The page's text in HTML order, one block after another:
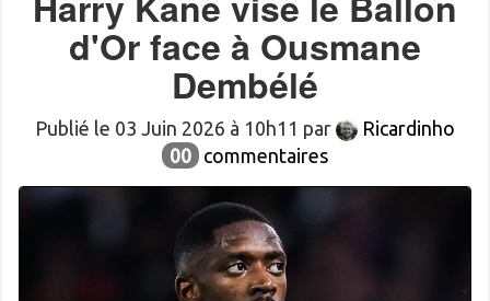
d'Or face à Ousmane
Dembélé
Publié le 03 Juin 2026 à 10h11 par
Ricardinho
00 commentaires